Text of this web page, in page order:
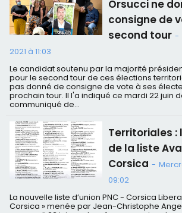
Orsucci ne
consigne de
second tour -
2021 à 11:03
Le candidat soutenu par la majorité
pour le second tour de ces élections
pas donné de consigne de vote à ses
prochain tour. Il l'a indiqué ce mardi 22 juin
communiqué de...
Territoriales :
de la liste
Corsica -
09:02
La nouvelle liste d’union PNC - Corsica
Corsica » menée par Jean-Christophe